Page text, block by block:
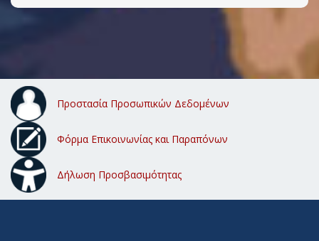
Προστασία Προσωπικών Δεδομένων
Φόρμα Επικοινωνίας και Παραπόνων
Δήλωση Προσβασιμότητας